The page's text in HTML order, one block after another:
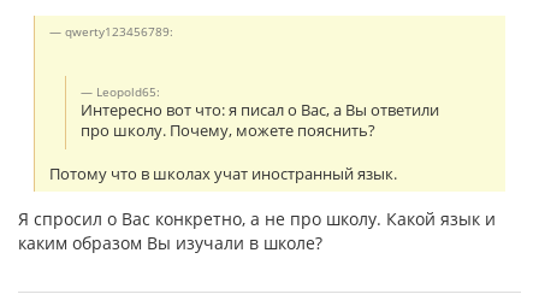
qwerty123456789:
Leopold65:
Интересно вот что: я писал о Вас, а Вы ответили
про школу. Почему, можете пояснить?
Потому что в школах учат иностранный язык.
Я спросил о Вас конкретно, а не про школу. Какой язык и
каким образом Вы изучали в школе?